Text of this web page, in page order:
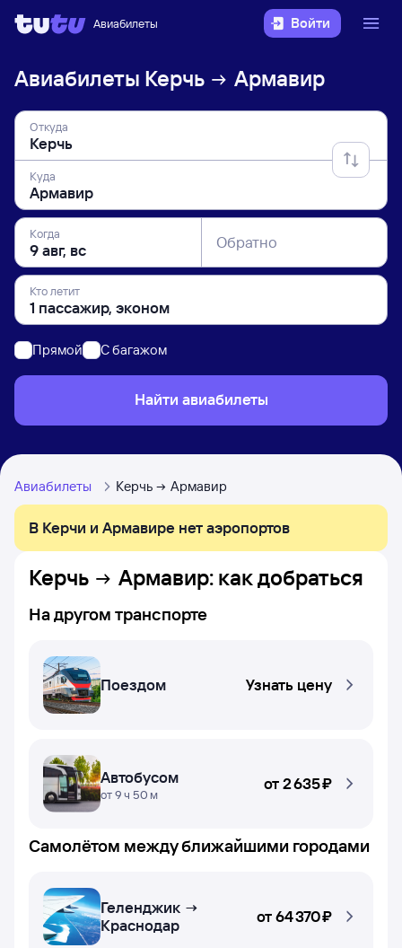
Авиабилеты Войти
Авиабилеты Керчь Армавир
Откуда
Куда
Когда Обратно
Кто летит
Прямой C багажом
Найти авиабилеты
Авиабилеты Керчь Армавир
В Керчи и Армавире нет аэропортов
Керчь Армавир: как добраться
На другом транспорте
Поездом Узнать цену
Автобусом
от 9 ч 50 м
от2 ⁠635 ⁠₽
Самолётом между ближайшими городами
Геленджик →
Краснодар
от64 ⁠370 ⁠₽